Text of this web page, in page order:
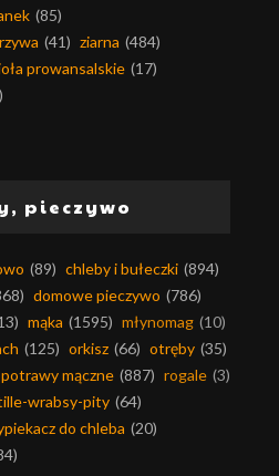
(85)
(41) ziarna (484)
prowansalskie (17)
pieczywo
(89) chleby i bułeczki (894)
domowe pieczywo (786)
mąka (1595) młynomag (10)
(125) orkisz (66) otręby (35)
potrawy mączne (887) rogale (3)
wrabsy-pity (64)
do chleba (20)